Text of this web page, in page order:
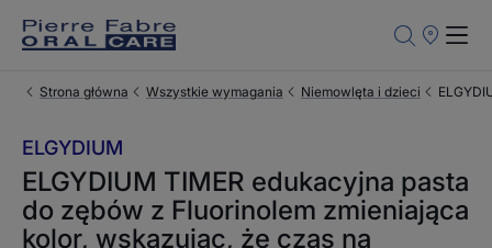
Punkty
Strona główna Wszystkie wymagania Niemowlęta i dzieci
ELGYDIUM
ELGYDIUM TIMER edukacyjna pasta
do zębów z Fluorinolem zmieniająca
kolor, wskazując, że czas na